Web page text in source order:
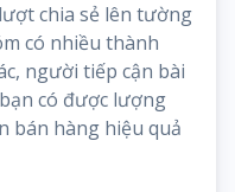
chia sẻ lên tường
có nhiều thành
người tiếp cận bài
có được lượng
bán hàng hiệu quả